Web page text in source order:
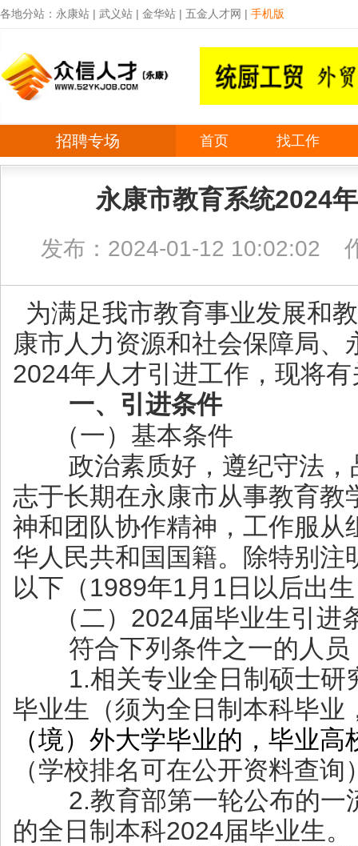
各地分站： 永康站 | 武义站 | 金华站 | 五金人才网 | 手机版
招聘专场 首页 找工作
永康市教育系统2024
发布：2024-01-12 10:02:02
为满足我市教育事业发展和
康市人力资源和社会保障局、
2024年人才引进工作，现将
一、引进条件
（一）基本条件
政治素质好，遵纪守法，
志于长期在永康市从事教育教
神和团队协作精神，工作服从
华人民共和国国籍。除特别注
以下（1989年1月1日以后出
（二）2024届毕业生引进
符合下列条件之一的人员
1.相关专业全日制硕士研
毕业生（须为全日制本科毕业
（境）外大学毕业的，毕业高
（学校排名可在公开资料查询
2.教育部第一轮公布的一
的全日制本科2024届毕业生。